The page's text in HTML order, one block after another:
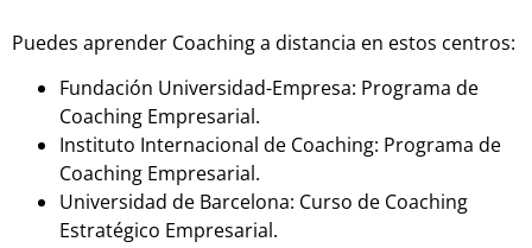
Puedes aprender Coaching a distancia en estos centros:
Fundación Universidad-Empresa: Programa de
Coaching Empresarial.
Instituto Internacional de Coaching: Programa de
Coaching Empresarial.
Universidad de Barcelona: Curso de Coaching
Estratégico Empresarial.